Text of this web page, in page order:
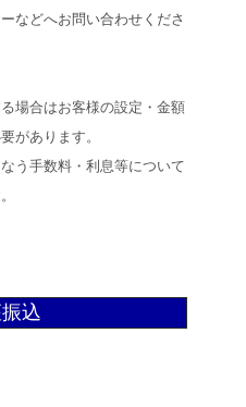
などへお問い合わせくださ
場合はお客様の設定・金額
があります。
う手数料・利息等について
込